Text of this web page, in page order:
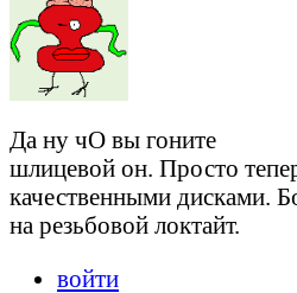
Да ну чО вы гоните
шлицевой он. Просто
качественными дисками.
на резьбовой локтайт.
войти